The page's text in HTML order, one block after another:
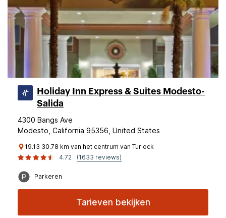
Holiday Inn Express & Suites Modesto-
Salida
4300 Bangs Ave
Modesto, California 95356, United States
19.13 30.78 km van het centrum van Turlock
4.72
(1633 reviews)
Parkeren
Tarieven bekijken